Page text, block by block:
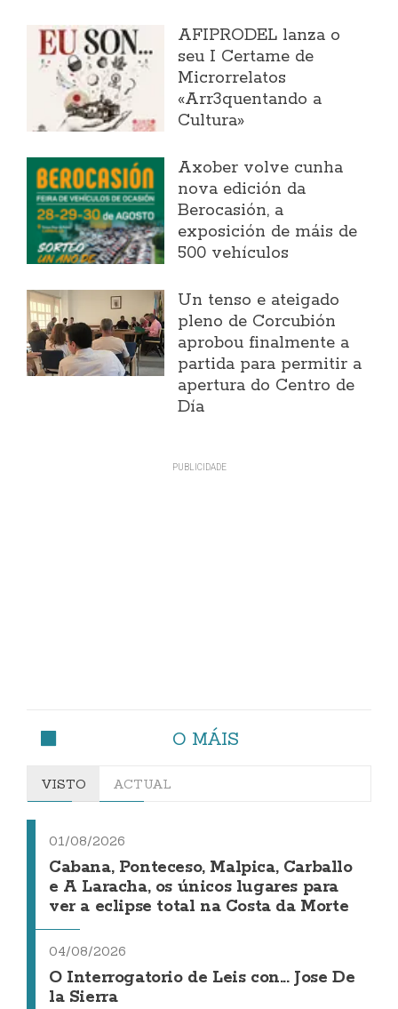
AFIPRODEL lanza o
seu I Certame de
Microrrelatos
«Arr3quentando a
Cultura»
Axober volve cunha
nova edición da
Berocasión, a
exposición de máis de
500 vehículos
Un tenso e ateigado
pleno de Corcubión
aprobou finalmente a
partida para permitir a
apertura do Centro de
Día
O MÁIS
VISTO ACTUAL
01/08/2026
Cabana, Ponteceso, Malpica, Carballo
e A Laracha, os únicos lugares para
ver a eclipse total na Costa da Morte
04/08/2026
O Interrogatorio de Leis con... Jose De
la Sierra